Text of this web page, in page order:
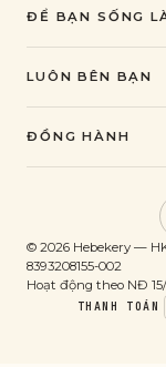
Đội ngũ
ĐỂ BẠN SỐNG
TDEE - BMI - BMR
LUÔN BÊN BẠN
Messenger
ĐỒNG HÀNH
© 2026 Hebekery —
8393208155-002
Hoạt động theo NĐ
THANH TOÁN